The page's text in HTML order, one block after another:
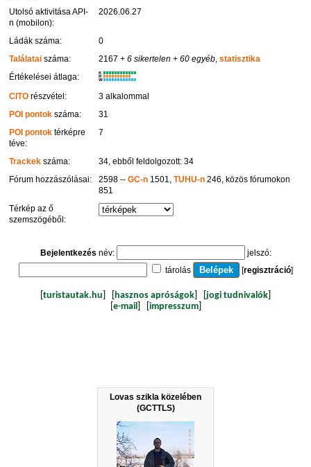
Lovas szikla közelében
(GCTTLS)
Utolsó aktivitása API-
n (mobilon):
2026.06.27
Ládák száma:
0
Találataiszáma: 2167 + 6 sikertelen + 60 egyéb,statisztika
Értékelései átlaga:
K
R
W
CITOrészvétel:
3 alkalommal
POI pontokszáma:
31
POI pontoktérképre
téve:
7
Trackekszáma:
34, ebből feldolgozott: 34
Fórum hozzászólásai:
2598 --GC-n 1501,TUHU-n 246, közös fórumokon
851
Térkép az ő
szemszögéből:
Bejelentkezés név:
jelszó:
tárolás
[regisztráció]
turistautak.hu hasznos apróságok jogi tudnivalók
e-mail impresszum]